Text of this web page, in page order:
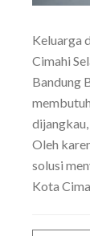
Keluarga
Cimahi
Bandung
dijangkau,
Oleh
solusi
Kota